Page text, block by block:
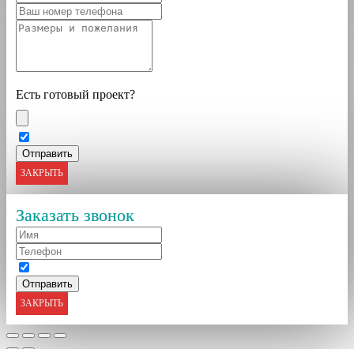
Есть готовый проект?
ЗАКРЫТЬ
Заказать звонок
ЗАКРЫТЬ